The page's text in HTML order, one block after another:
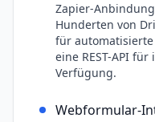
Zapier-
Hunderten von
für
eine REST-API
Verfügung.
Webformular-